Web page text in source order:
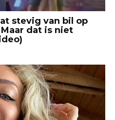
stevig van bil op
dat is niet